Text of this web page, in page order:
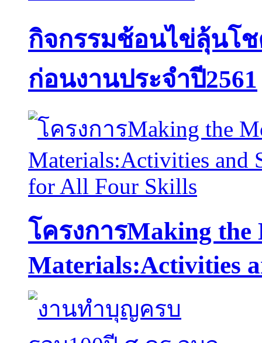
กิจกรรมช้อนไข่ลุ้นโ
ก่อนงานประจำปี2561
โครงการMaking the
Materials:Activities